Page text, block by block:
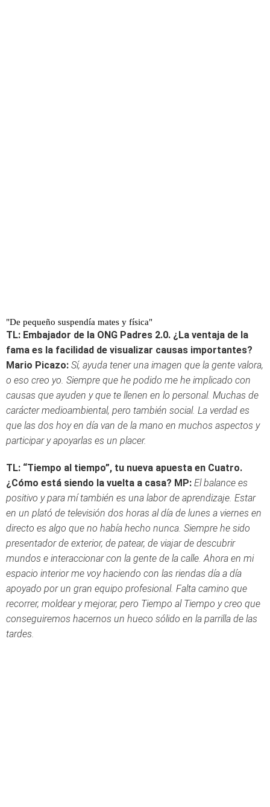
"De pequeño suspendía mates y física"
TL: Embajador de la ONG Padres 2.0. ¿La ventaja de la
fama es la facilidad de visualizar causas importantes?
Mario Picazo: Sí, ayuda tener una imagen que la gente valora,
o eso creo yo. Siempre que he podido me he implicado con
causas que ayuden y que te llenen en lo personal. Muchas de
carácter medioambiental, pero también social. La verdad es
que las dos hoy en día van de la mano en muchos aspectos y
participar y apoyarlas es un placer.
TL: “Tiempo al tiempo”, tu nueva apuesta en Cuatro.
¿Cómo está siendo la vuelta a casa? MP: El balance es
positivo y para mí también es una labor de aprendizaje. Estar
en un plató de televisión dos horas al día de lunes a viernes en
directo es algo que no había hecho nunca. Siempre he sido
presentador de exterior, de patear, de viajar de descubrir
mundos e interaccionar con la gente de la calle. Ahora en mi
espacio interior me voy haciendo con las riendas día a día
apoyado por un gran equipo profesional. Falta camino que
recorrer, moldear y mejorar, pero Tiempo al Tiempo y creo que
conseguiremos hacernos un hueco sólido en la parrilla de las
tardes.